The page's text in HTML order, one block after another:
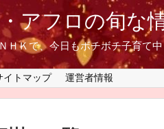
アフロの旬な
ＨＫで、今日もボチボチ子育て
イトマップ 運営者情報